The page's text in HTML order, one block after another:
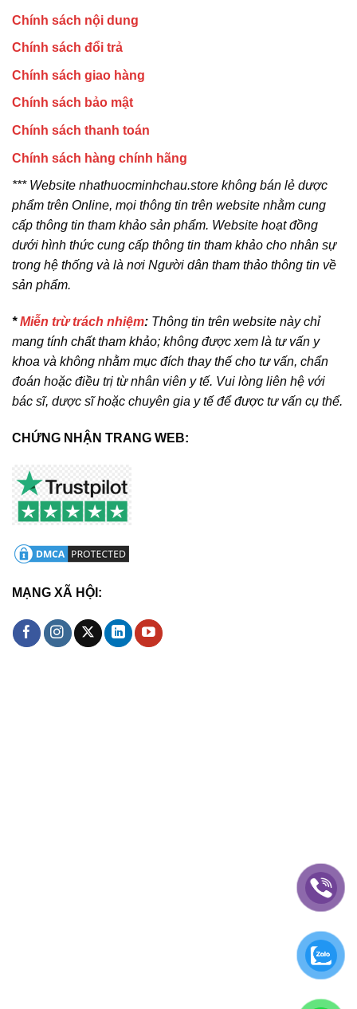
Chính sách nội dung
Chính sách đổi trả
Chính sách giao hàng
Chính sách bảo mật
Chính sách thanh toán
Chính sách hàng chính hãng
*** Website nhathuocminhchau.store không bán lẻ dược
phẩm trên Online, mọi thông tin trên website nhằm cung
cấp thông tin tham khảo sản phẩm. Website hoạt đồng
dưới hình thức cung cấp thông tin tham khảo cho nhân sự
trong hệ thống và là nơi Người dân tham thảo thông tin về
sản phẩm.
*Miễn trừ trách nhiệm: Thông tin trên website này chỉ
mang tính chất tham khảo; không được xem là tư vấn y
khoa và không nhằm mục đích thay thế cho tư vấn, chẩn
đoán hoặc điều trị từ nhân viên y tế. Vui lòng liên hệ với
bác sĩ, dược sĩ hoặc chuyên gia y tế để được tư vấn cụ thể.
CHỨNG NHẬN TRANG WEB:
MẠNG XÃ HỘI: